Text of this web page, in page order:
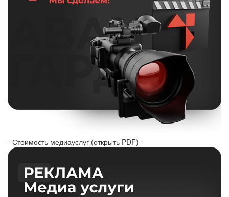
- Стоимость медиауслуг (открыть PDF) -